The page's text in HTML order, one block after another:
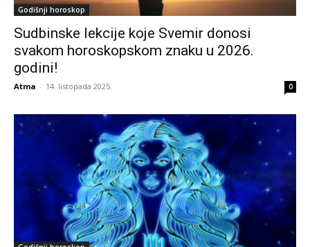
Godišnji horoskop
Sudbinske lekcije koje Svemir donosi
svakom horoskopskom znaku u 2026.
godini!
Atma - 14. listopada 2025. 0